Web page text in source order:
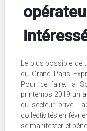
Le plus possible
du Grand Paris
Pour ce faire, la
printemps 2019 un
du secteur privé -
collectivités en
se manifester et